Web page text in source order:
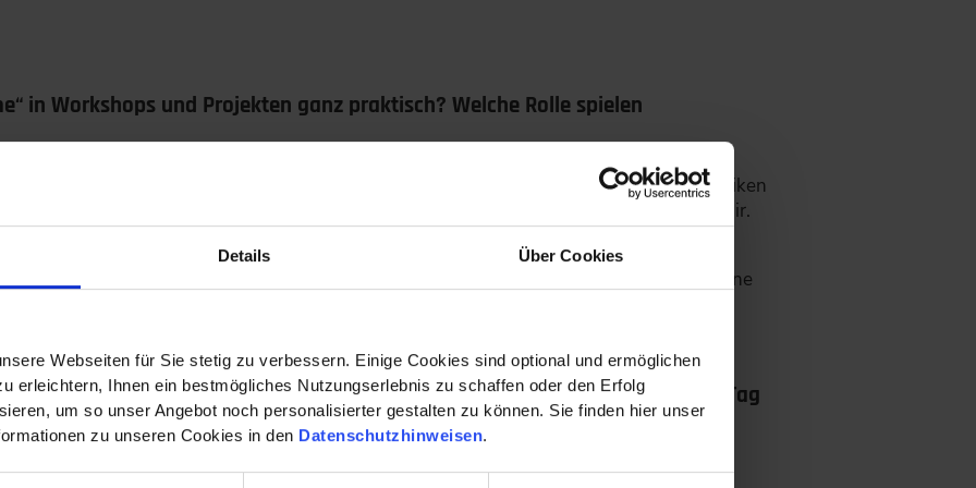
Details Über Cookies
Webseiten für Sie stetig zu verbessern. Einige Cookies sind optional und ermöglichen
erleichtern, Ihnen ein bestmögliches Nutzungserlebnis zu schaffen oder den Erfolg
um so unser Angebot noch personalisierter gestalten zu können. Sie finden hier unser
zu unseren Cookies in den Datenschutzhinweisen.
in Workshops und Projekten ganz praktisch? Welche Rolle spielen
sondern eine Qualitätsvoraussetzung. Ganz konkret heißt das: Ideen und Risiken
gibt klare Gesprächsregeln. Die Moderation ist fachlich konsequent und persönlich fair.
dann bewerten.
Sie geben Rückendeckung, schützen vor politischem Druck und signalisieren, dass offene
und Ideen gebündelt in die Entscheidungsfindung ein.
Dinge mitnehmen: Welche Tools oder Erkenntnisse sollen sie am nächsten Tag
können?